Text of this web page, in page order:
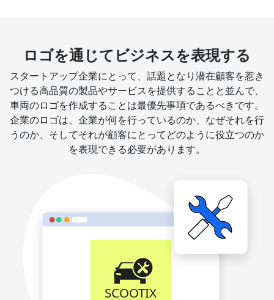
ロゴを通じてビジネスを表現する
スタートアップ企業にとって、話題となり潜在顧客を惹き
つける高品質の製品やサービスを提供することと並んで、
車両のロゴを作成することは最優先事項であるべきです。
企業のロゴは、企業が何を行っているのか、なぜそれを行
うのか、そしてそれが顧客にとってどのように役立つのか
を表現できる必要があります。